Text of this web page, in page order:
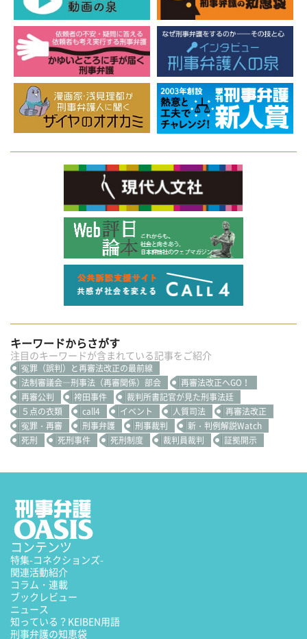
キーワードからさがす
注目のキーワードが含まれている記事をご紹介
冤罪（誤判）と再審法改正の最前線
法制審議会―刑事法（再審関係）部会
再審法改正へGO！
再審公判
袴田事件
裁判所書記官が見た刑事法廷
５点の衣類
call4 イベント 人質司法
再審法改正
冤罪・再審
刑事弁護 刑事裁判
新・判例解説Watch
死刑
死刑事件 死刑制度 裁判員裁判 証拠開示
コンテンツ
特集-コネクションズ-
関連活動紹介
コラム・連載
ブックレビュー
ニュース
知っている？KEIBEN用語
刑事弁護の知恵袋